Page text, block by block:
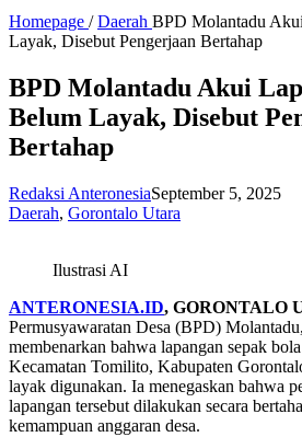
Homepage / Daerah BPD Molantadu
Layak, Disebut Pengerjaan Bertahap
BPD Molantadu Akui
Belum Layak, Disebut
Bertahap
Redaksi AnteronesiaSeptember 5, 2025
Daerah, Gorontalo Utara
Ilustrasi AI
ANTERONESIA.ID, GORONTALO
Permusyawaratan Desa (BPD)
membenarkan bahwa lapangan sepak
Kecamatan Tomilito, Kabupaten
layak digunakan. Ia menegaskan bahwa
lapangan tersebut dilakukan secara
kemampuan anggaran desa.